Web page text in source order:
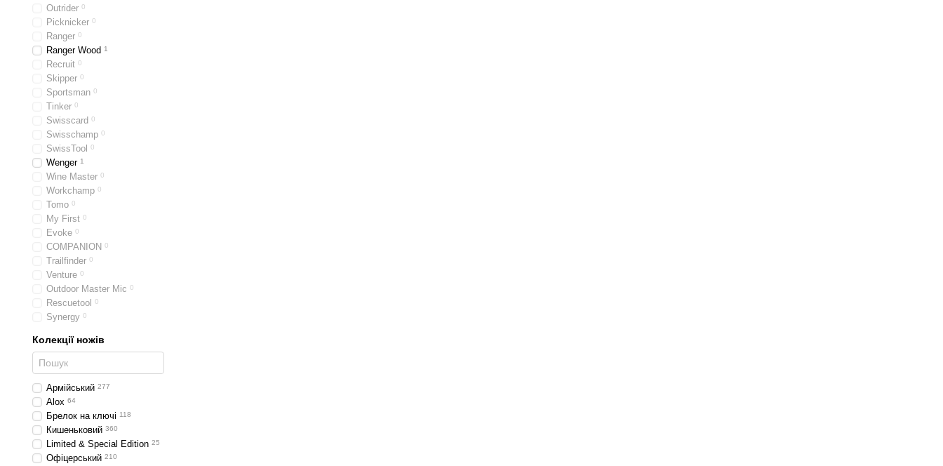
Outrider 0
Picknicker 0
Ranger 0
Ranger Wood 1
Recruit 0
Skipper 0
Sportsman 0
Tinker 0
Swisscard 0
Swisschamp 0
SwissTool 0
Wenger 1
Wine Master 0
Workchamp 0
Tomo 0
My First 0
Evoke 0
COMPANION 0
Trailfinder 0
Venture 0
Outdoor Master Mic 0
Rescuetool 0
Synergy 0
Колекції ножів
Армійський 277
Alox 64
Брелок на ключі 118
Кишеньковий 360
Limited & Special Edition 25
Офіцерський 210